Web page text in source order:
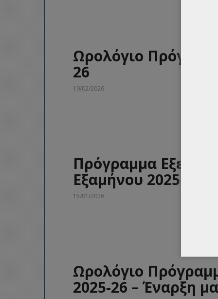
Ωρολόγιο
26
19/02/2026
Πρόγραμμα
Εξαμήνου 2025-26
15/01/2026
Ωρολόγιο
2025-26 – Έναρξη